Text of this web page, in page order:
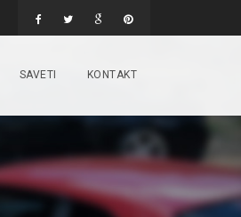
SAVETI KONTAKT